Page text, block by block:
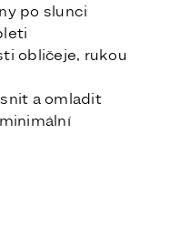
po slunci
obličeje, rukou
a omladit